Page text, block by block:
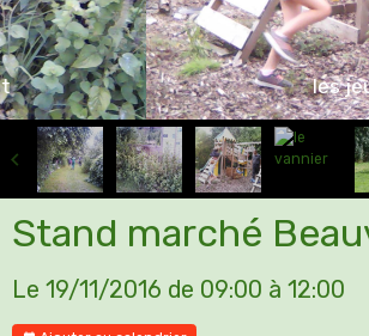
les jeux pour enfants
Stand marché
Le 19/11/2016 de 09:00 à 12:00